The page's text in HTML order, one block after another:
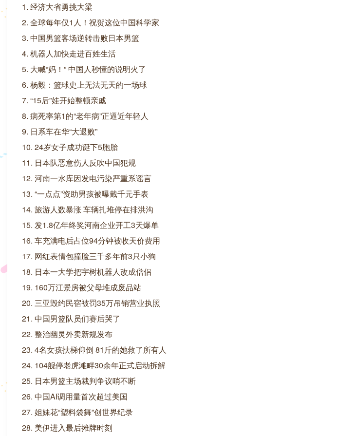
1. 经济大省勇挑大梁
2. 全球每年仅1人！祝贺这位中国科学家
3. 中国男篮客场逆转击败日本男篮
4. 机器人加快走进百姓生活
5. 大喊“妈！” 中国人秒懂的说明火了
6. 杨毅：篮球史上无法无天的一场球
7. “15后”娃开始整顿亲戚
8. 病死率第1的“老年病”正逼近年轻人
9. 日系车在华“大退败”
10. 24岁女子成功诞下5胞胎
11. 日本队恶意伤人反吹中国犯规
12. 河南一水库因发电污染严重系谣言
13. “一点点”资助男孩被曝戴千元手表
14. 旅游人数暴涨 车辆扎堆停在排洪沟
15. 发1.8亿年终奖河南企业开工3天爆单
16. 车充满电后占位94分钟被收天价费用
17. 网红表情包撞脸三千多年前3只小狗
18. 日本一大学把宇树机器人改成僧侣
19. 160万江景房被父母堆成废品站
20. 三亚毁约民宿被罚35万吊销营业执照
21. 中国男篮队员们赛后哭了
22. 整治幽灵外卖新规发布
23. 4名女孩扶梯仰倒 81斤的她救了所有人
24. 104舰停老虎滩畔30余年正式启动拆解
25. 日本男篮主场裁判争议哨不断
26. 中国AI调用量首次超过美国
27. 姐妹花“塑料袋舞”创世界纪录
28. 美伊进入最后摊牌时刻